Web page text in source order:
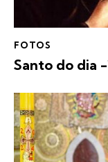
FOTOS
Santo do dia